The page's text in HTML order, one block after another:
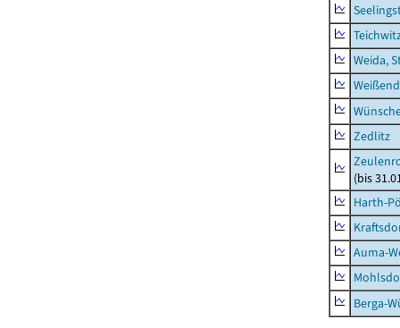
Weida,
Zedlitz
(bis
Harth-
Auma-
Berga-